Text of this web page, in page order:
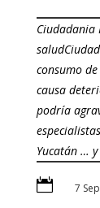
Ciudadania
consumo
causa
podría
Yucatán …
 7